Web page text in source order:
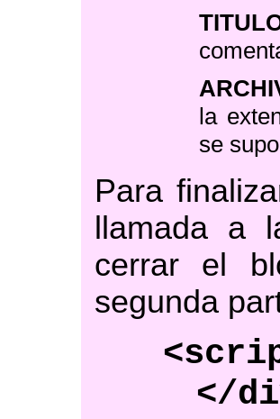
la
se
Para
llamada a
cerrar el
segunda
</